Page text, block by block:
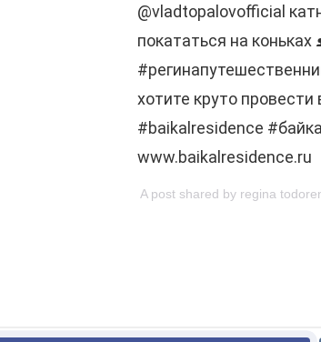
@vladtopalovofficial
покататься на
хотите круто
#baikalresidence
www.baikalresidence.ru
A post shared by regina